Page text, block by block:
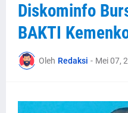
Diskominfo
BAKTI
Oleh Redaksi - Mei 07,